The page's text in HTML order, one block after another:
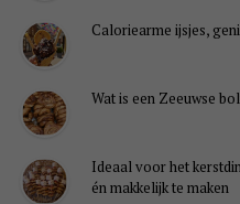
Caloriearme ijsjes,
Wat is een Zeeuwse
Ideaal voor het
én makkelijk te maken